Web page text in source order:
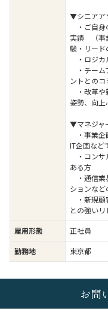
▼シニアア
・ご自身
実績 （事
験・リード
・ロジカ
・チーム
ントとの
・改革や
姿勢、向
▼マネジャ
・事業企
IT企画など
・コンサ
ある方
・通信業
ションな
・新規顧
との強い
雇用形態
正社員
勤務地
東京都
お問